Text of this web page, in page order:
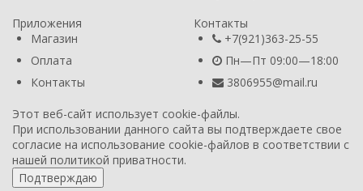
Приложения
Магазин
Оплата
Контакты
Контакты
+7(921)363-25-55
Пн—Пт 09:00—18:00
3806955@mail.ru
Этот веб-сайт использует cookie-файлы.
При использовании данного сайта вы подтверждаете свое
согласие на использование cookie-файлов в соответствии с
нашей политикой приватности.
Подтверждаю